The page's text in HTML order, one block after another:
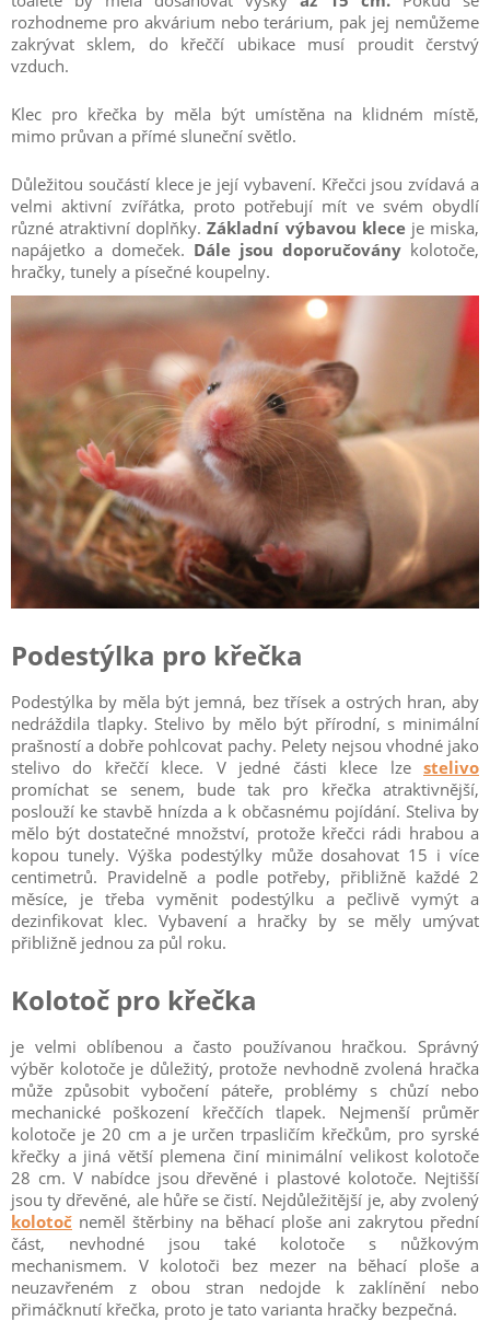
rozhodneme pro akvárium nebo terárium, pak jej nemůžeme
zakrývat sklem, do křeččí ubikace musí proudit čerstvý
vzduch.
Klec pro křečka by měla být umístěna na klidném místě,
mimo průvan a přímé sluneční světlo.
Důležitou součástí klece je její vybavení. Křečci jsou zvídavá a
velmi aktivní zvířátka, proto potřebují mít ve svém obydlí
různé atraktivní doplňky.Základní výbavou klece je miska,
napájetko a domeček. Dále jsou doporučovány kolotoče,
hračky, tunely a písečné koupelny.
Podestýlka pro křečka
Podestýlka by měla být jemná, bez třísek a ostrých hran, aby
nedráždila tlapky. Stelivo by mělo být přírodní, s minimální
prašností a dobře pohlcovat pachy. Pelety nejsou vhodné jako
stelivo do křeččí klece. V jedné části klece lze stelivo
promíchat se senem, bude tak pro křečka atraktivnější,
poslouží ke stavbě hnízda a k občasnému pojídání. Steliva by
mělo být dostatečné množství, protože křečci rádi hrabou a
kopou tunely. Výška podestýlky může dosahovat 15 i více
centimetrů. Pravidelně a podle potřeby, přibližně každé 2
měsíce, je třeba vyměnit podestýlku a pečlivě vymýt a
dezinfikovat klec. Vybavení a hračky by se měly umývat
přibližně jednou za půl roku.
Kolotoč pro křečka
je velmi oblíbenou a často používanou hračkou. Správný
výběr kolotoče je důležitý, protože nevhodně zvolená hračka
může způsobit vybočení páteře, problémy s chůzí nebo
mechanické poškození křeččích tlapek. Nejmenší průměr
kolotoče je 20 cm a je určen trpasličím křečkům, pro syrské
křečky a jiná větší plemena činí minimální velikost kolotoče
28 cm. V nabídce jsou dřevěné i plastové kolotoče. Nejtišší
jsou ty dřevěné, ale hůře se čistí. Nejdůležitější je, aby zvolený
kolotoč neměl štěrbiny na běhací ploše ani zakrytou přední
část, nevhodné jsou také kolotoče s nůžkovým
mechanismem. V kolotoči bez mezer na běhací ploše a
neuzavřeném z obou stran nedojde k zaklínění nebo
přimáčknutí křečka, proto je tato varianta hračky bezpečná.